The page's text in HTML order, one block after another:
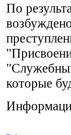
По
которые